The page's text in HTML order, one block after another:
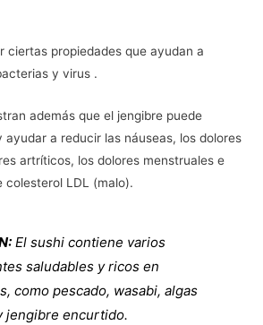
ciertas propiedades que ayudan a
y virus .
además que el jengibre puede
ayudar a reducir las náuseas, los dolores
artríticos, los dolores menstruales e
colesterol LDL (malo).
El sushi contiene varios
saludables y ricos en
como pescado, wasabi, algas
jengibre encurtido.